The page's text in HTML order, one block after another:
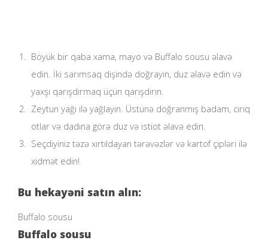
Böyük bir qaba xama, mayo və Buffalo sousu əlavə
edin. İki sarımsaq dişində doğrayın, duz əlavə edin və
yaxşı qarışdırmaq üçün qarışdırın.
Zeytun yağı ilə yağlayın. Üstünə doğranmış badam, cırıq
otlar və dadına görə duz və istiot əlavə edin.
Seçdiyiniz təzə xırtıldayan tərəvəzlər və kartof çipləri ilə
xidmət edin!
Bu hekayəni satın alın:
Buffalo sousu
Buffalo sousu